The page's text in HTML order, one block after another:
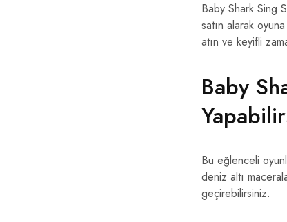
Baby Shark Sing
satın alarak
atın ve keyifli
Baby
Bu eğlenceli
deniz altı
geçirebilirsiniz.